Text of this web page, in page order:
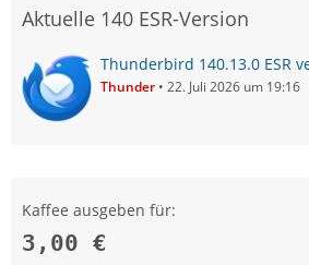
Aktuelle 140 ESR-Version
Thunderbird 140.13.0 ESR
Thunder 22. Juli 2026 um 19:16
Kaffee ausgeben für:
3,00 €